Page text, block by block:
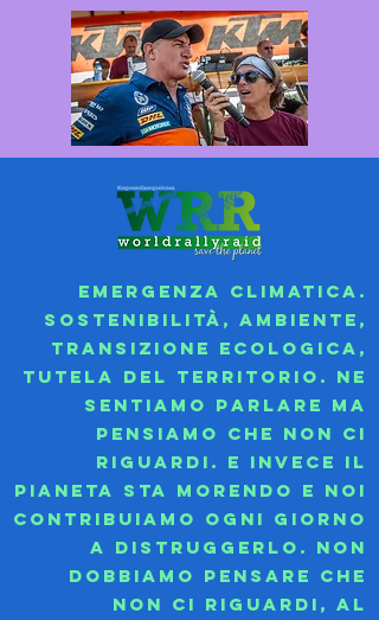
Emergenza climatica.
Sostenibilità, ambiente,
transizione ecologica,
tutela del territorio. Ne
sentiamo parlare ma
pensiamo che non ci
riguardi. E invece il
pianeta sta morendo e noi
contribuiamo ogni giorno
a distruggerlo. Non
dobbiamo pensare che
non ci riguardi, al